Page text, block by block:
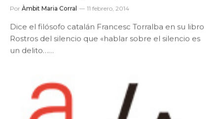
Por Àmbit Maria Corral 11 febrero, 2014
Dice el filósofo catalán Francesc Torralba en su libro
Rostros del silencio que «hablar sobre el silencio es
un delito……